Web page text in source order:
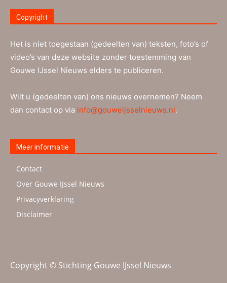
Copyright
Het is niet toegestaan (gedeelten van) teksten, foto’s of
video’s van deze website zonder toestemming van
Gouwe IJssel Nieuws elders te publiceren.
Wilt u (gedeelten van) ons nieuws overnemen? Neem
dan contact op via info@gouweijsselnieuws.nl.
Meer informatie
Contact
Over Gouwe IJssel Nieuws
Privacyverklaring
Disclaimer
Copyright © Stichting Gouwe IJssel Nieuws